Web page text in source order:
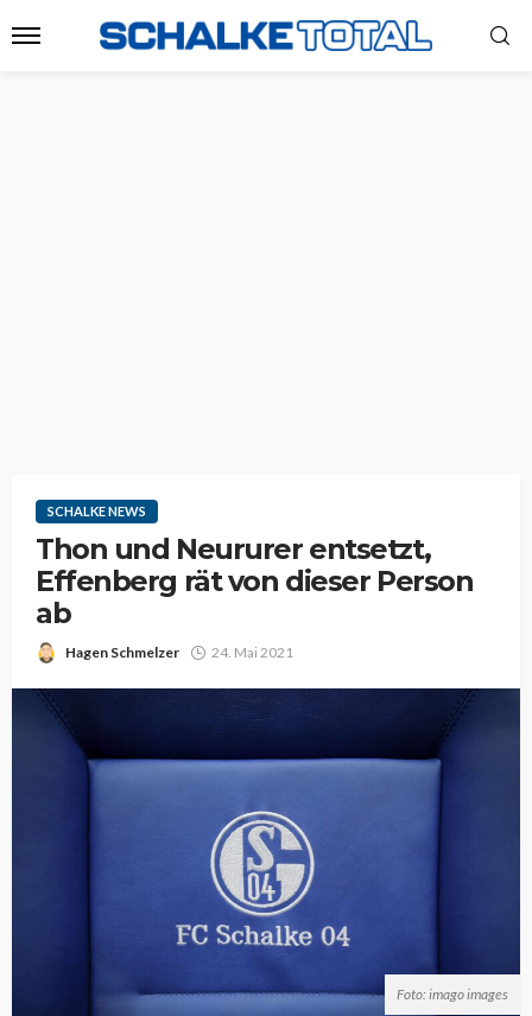
SCHALKE NEWS
Thon und Neururer entsetzt,
Effenberg rät von dieser Person
ab
Hagen Schmelzer 24. Mai 2021
Foto: imago images